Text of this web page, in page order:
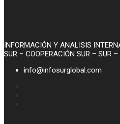
INFORMACIÓN Y ANALISIS
SUR – COOPERACIÓN SUR – SUR
info@infosurglobal.com